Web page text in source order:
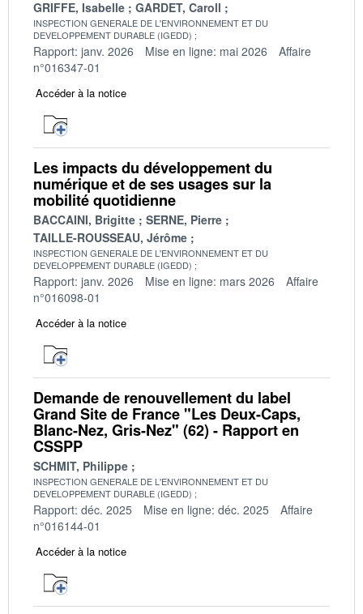
GRIFFE, Isabelle GARDET, Caroll
INSPECTION GENERALE DE L'ENVIRONNEMENT ET DU
DEVELOPPEMENT DURABLE (IGEDD)
Rapport: janv. 2026 Mise en ligne: mai 2026
Affaire
n°016347-01
Accéder à la notice
Les impacts du développement du
numérique et de ses usages sur la
mobilité quotidienne
BACCAINI, Brigitte
SERNE, Pierre
TAILLE-ROUSSEAU, Jérôme
INSPECTION GENERALE DE L'ENVIRONNEMENT ET DU
DEVELOPPEMENT DURABLE (IGEDD)
Rapport: janv. 2026 Mise en ligne: mars 2026
Affaire
n°016098-01
Accéder à la notice
Demande de renouvellement du label
Grand Site de France "Les Deux-Caps,
Blanc-Nez, Gris-Nez" (62) - Rapport en
CSSPP
SCHMIT, Philippe
INSPECTION GENERALE DE L'ENVIRONNEMENT ET DU
DEVELOPPEMENT DURABLE (IGEDD)
Rapport: déc. 2025 Mise en ligne: déc. 2025
Affaire
n°016144-01
Accéder à la notice